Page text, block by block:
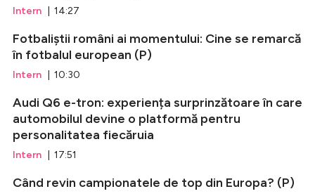
Intern | 14:27
Fotbaliștii români ai momentului: Cine se remarcă
în fotbalul european (P)
Intern | 10:30
Audi Q6 e-tron: experiența surprinzătoare în care
automobilul devine o platformă pentru
personalitatea fiecăruia
Intern | 17:51
Când revin campionatele de top din Europa? (P)